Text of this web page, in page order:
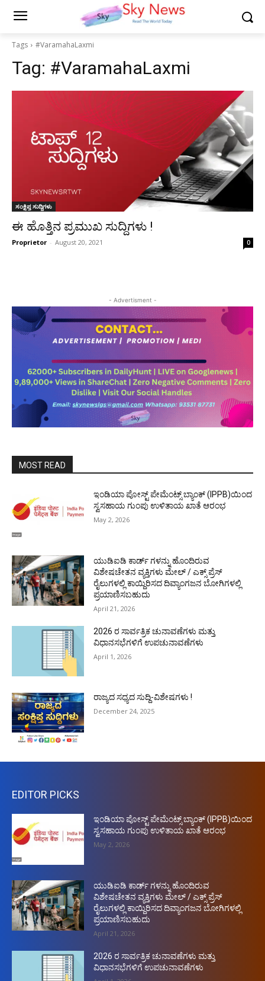
Tags #VaramahaLaxmi
Tag: #VaramahaLaxmi
ಸಂಕ್ಷಿಪ್ತ ಸುದ್ದಿಗಳು
ಈ ಹೊತ್ತಿನ ಪ್ರಮುಖ ಸುದ್ದಿಗಳು !
Proprietor - August 20, 2021 0
- Advertisment -
MOST READ
ಇಂಡಿಯಾ ಪೋಸ್ಟ್ ಪೇಮೆಂಟ್ಸ್ ಬ್ಯಾಂಕ್ (IPPB)ಯಿಂದ
ಸ್ವಸಹಾಯ ಗುಂಪು ಉಳಿತಾಯ ಖಾತೆ ಆರಂಭ
May 2, 2026
ಯುಡಿಐಡಿ ಕಾರ್ಡ್ ಗಳನ್ನು ಹೊಂದಿರುವ
ವಿಶೇಷಚೇತನ ವ್ಯಕ್ತಿಗಳು ಮೇಲ್ / ಎಕ್ಸ್ ಪ್ರೆಸ್
ರೈಲುಗಳಲ್ಲಿ ಕಾಯ್ದಿರಿಸದ ದಿವ್ಯಾಂಗಜನ ಬೋಗಿಗಳಲ್ಲಿ
ಪ್ರಯಾಣಿಸಬಹುದು
April 21, 2026
2026 ರ ಸಾರ್ವತ್ರಿಕ ಚುನಾವಣೆಗಳು ಮತ್ತು
ವಿಧಾನಸಭೆಗಳಿಗೆ ಉಪಚುನಾವಣೆಗಳು
April 1, 2026
ರಾಜ್ಯದ ಸಧ್ಯದ ಸುದ್ದಿ-ವಿಶೇಷಗಳು !
December 24, 2025
EDITOR PICKS
ಇಂಡಿಯಾ ಪೋಸ್ಟ್ ಪೇಮೆಂಟ್ಸ್ ಬ್ಯಾಂಕ್ (IPPB)ಯಿಂದ
ಸ್ವಸಹಾಯ ಗುಂಪು ಉಳಿತಾಯ ಖಾತೆ ಆರಂಭ
May 2, 2026
ಯುಡಿಐಡಿ ಕಾರ್ಡ್ ಗಳನ್ನು ಹೊಂದಿರುವ
ವಿಶೇಷಚೇತನ ವ್ಯಕ್ತಿಗಳು ಮೇಲ್ / ಎಕ್ಸ್ ಪ್ರೆಸ್
ರೈಲುಗಳಲ್ಲಿ ಕಾಯ್ದಿರಿಸದ ದಿವ್ಯಾಂಗಜನ ಬೋಗಿಗಳಲ್ಲಿ
ಪ್ರಯಾಣಿಸಬಹುದು
April 21, 2026
2026 ರ ಸಾರ್ವತ್ರಿಕ ಚುನಾವಣೆಗಳು ಮತ್ತು
ವಿಧಾನಸಭೆಗಳಿಗೆ ಉಪಚುನಾವಣೆಗಳು